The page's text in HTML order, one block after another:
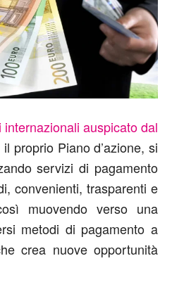
auspicato dal
proprio Piano d’azione, si
servizi di pagamento
convenienti, trasparenti e
muovendo verso una
metodi di pagamento a
crea nuove opportunità